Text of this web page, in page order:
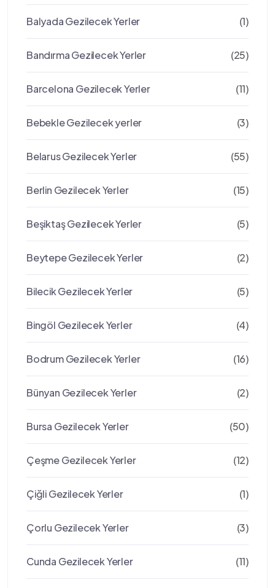
Balyada Gezilecek Yerler (1)
Bandırma Gezilecek Yerler (25)
Barcelona Gezilecek Yerler (11)
Bebekle Gezilecek yerler (3)
Belarus Gezilecek Yerler (55)
Berlin Gezilecek Yerler (15)
Beşiktaş Gezilecek Yerler (5)
Beytepe Gezilecek Yerler (2)
Bilecik Gezilecek Yerler (5)
Bingöl Gezilecek Yerler (4)
Bodrum Gezilecek Yerler (16)
Bünyan Gezilecek Yerler (2)
Bursa Gezilecek Yerler (50)
Çeşme Gezilecek Yerler (12)
Çiğli Gezilecek Yerler (1)
Çorlu Gezilecek Yerler (3)
Cunda Gezilecek Yerler (11)